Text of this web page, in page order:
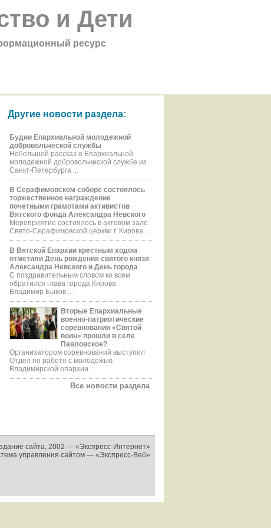
и Дети
ресурс
Другие новости раздела:
Будни Епархиальной молодежной
добровольческой службы
Небольшой рассказ о Епархиальной
молодежной добровольческой службе из
Санкт-Петербурга ...
В Серафимовском соборе состоялось
торжественное награждение
почетными грамотами активистов
Вятского фонда Александра Невского
Мероприятие состоялось в актовом зале
Свято-Серафимовской церкви г. Кирова ...
В Вятской Епархии крестным ходом
отметили День рождения святого князя
Александра Невского и День города
С поздравительным словом ко всем
обратился глава города Кирова
Владимир Быков ...
Вторые Епархиальные
военно-патриотические
соревнования «Святой
воин» прошли в селе
Павловское?
Организатором соревнований выступил
Отдел по работе с молодёжью
Владимирской епархии ...
Все новости раздела
сайта, 2002 — «Экспресс-Интернет»
управления сайтом — «Экспресс-Веб»